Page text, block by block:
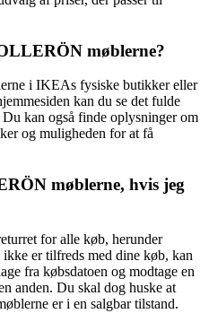
møblerne?
i IKEAs fysiske butikker eller
kan du se det fulde
kan også finde oplysninger om
og muligheden for at få
møblerne, hvis jeg
for alle køb, herunder
er tilfreds med dine køb, kan
fra købsdatoen og modtage en
anden. Du skal dog huske at
er i en salgbar tilstand.